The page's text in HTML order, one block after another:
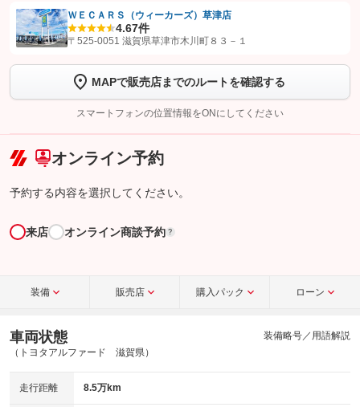
【STEP1】認証画面でグーネットを友だち追加してから「許可する」ボタンを押
トーク画面で
ボタンをタップして問い合わせを
完了してください。
こちら
ＷＥＣＡＲＳ（ウィーカーズ）草津店
4.67件
〒525-0051 滋賀県草津市木川町８３－１
MAPで販売店までのルートを確認する
スマートフォンの位置情報をONにしてください
オンライン予約
予約する内容を選択してください。
来店 オンライン商談予約 ?
装備 販売店 購入パック ローン
車両状態
（トヨタアルファード 滋賀県）
装備略号／用語解説
走行距離 8.5万km